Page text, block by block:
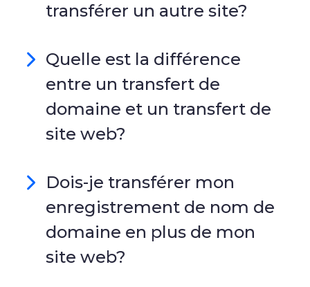
transférer un autre site?
Quelle est la différence
entre un transfert de
domaine et un transfert de
site web?
Dois-je transférer mon
enregistrement de nom de
domaine en plus de mon
site web?